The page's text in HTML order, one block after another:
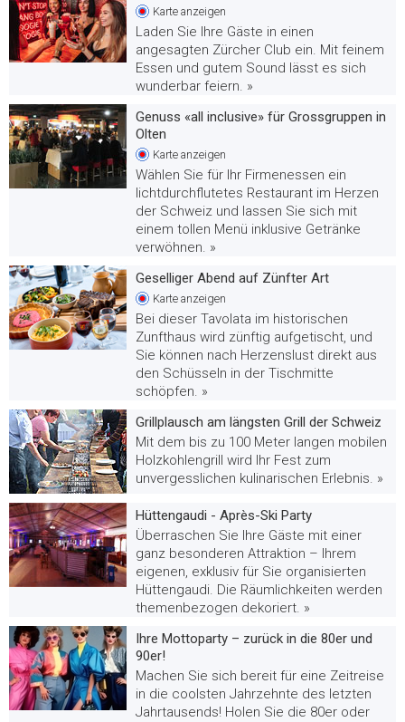
Karte anzeigen
Laden Sie Ihre Gäste in einen
angesagten Zürcher Club ein. Mit feinem
Essen und gutem Sound lässt es sich
wunderbar feiern. »
Genuss «all inclusive» für Grossgruppen in
Olten
Karte anzeigen
Wählen Sie für Ihr Firmenessen ein
lichtdurchflutetes Restaurant im Herzen
der Schweiz und lassen Sie sich mit
einem tollen Menü inklusive Getränke
verwöhnen. »
Geselliger Abend auf Zünfter Art
Karte anzeigen
Bei dieser Tavolata im historischen
Zunfthaus wird zünftig aufgetischt, und
Sie können nach Herzenslust direkt aus
den Schüsseln in der Tischmitte
schöpfen. »
Grillplausch am längsten Grill der Schweiz
Mit dem bis zu 100 Meter langen mobilen
Holzkohlengrill wird Ihr Fest zum
unvergesslichen kulinarischen Erlebnis. »
Hüttengaudi - Après-Ski Party
Überraschen Sie Ihre Gäste mit einer
ganz besonderen Attraktion – Ihrem
eigenen, exklusiv für Sie organisierten
Hüttengaudi. Die Räumlichkeiten werden
themenbezogen dekoriert. »
Ihre Mottoparty – zurück in die 80er und
90er!
Machen Sie sich bereit für eine Zeitreise
in die coolsten Jahrzehnte des letzten
Jahrtausends! Holen Sie die 80er oder